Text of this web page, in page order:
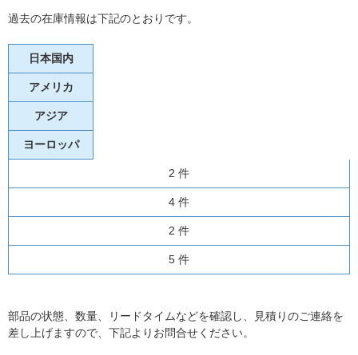
過去の在庫情報は下記のとおりです。
日本国内
アメリカ
アジア
ヨーロッパ
2 件
4 件
2 件
5 件
部品の状態、数量、リードタイムなどを確認し、見積りのご連絡を
差し上げますので、下記よりお問合せください。